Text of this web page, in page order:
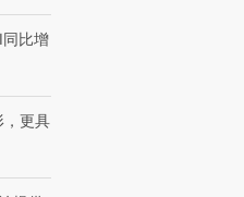
比增
，更具